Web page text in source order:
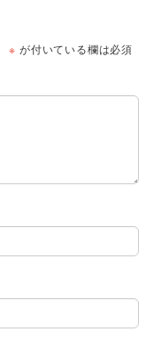
※ が付いている欄は必須